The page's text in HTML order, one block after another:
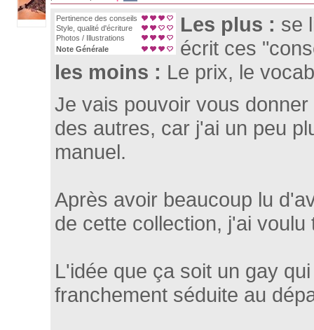
Pertinence des conseils
Style, qualité d'écriture
Photos / Illustrations
Note Générale
Les plus : se
écrit ces
les moins : Le prix, le
Je vais pouvoir vous
des autres, car j'ai un peu
manuel.
Après avoir beaucoup lu
de cette collection, j'ai voulu
L'idée que ça soit un gay
franchement séduite au